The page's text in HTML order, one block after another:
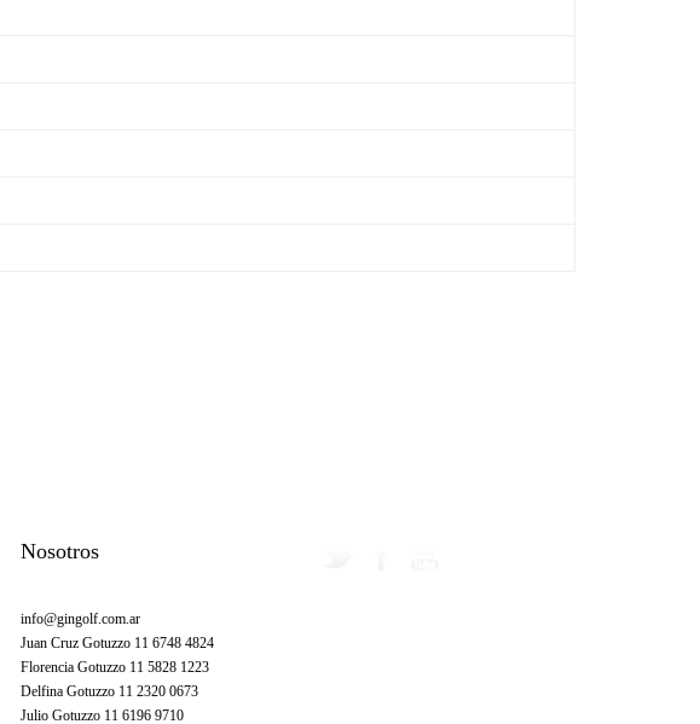
Nosotros
info@gingolf.com.ar
Juan Cruz Gotuzzo 11 6748 4824
Florencia Gotuzzo 11 5828 1223
Delfina Gotuzzo 11 2320 0673
Julio Gotuzzo 11 6196 9710